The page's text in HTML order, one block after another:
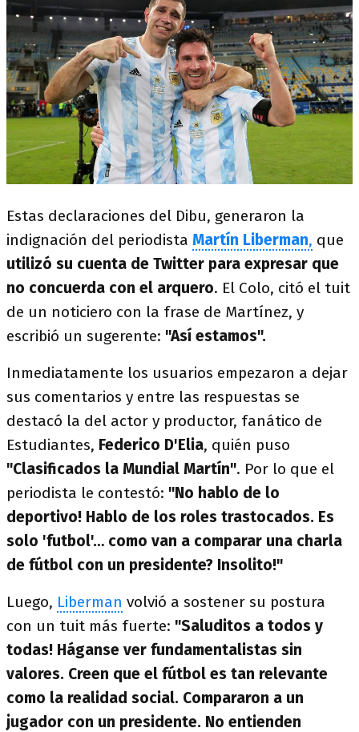
Estas declaraciones del Dibu, generaron la
indignación del periodista Martín Liberman, que
utilizó su cuenta de Twitter para expresar que
no concuerda con el arquero. El Colo, citó el tuit
de un noticiero con la frase de Martínez, y
escribió un sugerente: "Así estamos".
Inmediatamente los usuarios empezaron a dejar
sus comentarios y entre las respuestas se
destacó la del actor y productor, fanático de
Estudiantes, Federico D'Elia, quién puso
"Clasificados la Mundial Martín". Por lo que el
periodista le contestó: "No hablo de lo
deportivo! Hablo de los roles trastocados. Es
solo 'futbol'… como van a comparar una charla
de fútbol con un presidente? Insolito!"
Luego, Liberman volvió a sostener su postura
con un tuit más fuerte: "Saluditos a todos y
todas! Háganse ver fundamentalistas sin
valores. Creen que el fútbol es tan relevante
como la realidad social. Compararon a un
jugador con un presidente. No entienden